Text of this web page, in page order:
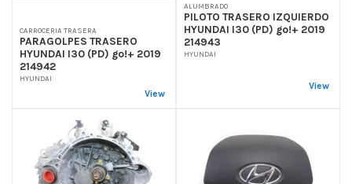
CARROCERIA TRASERA
PARAGOLPES TRASERO
HYUNDAI I30 (PD) go!+ 2019
214942
HYUNDAI
View
ALUMBRADO
PILOTO TRASERO IZQUIERDO
HYUNDAI I30 (PD) go!+ 2019
214943
HYUNDAI
View